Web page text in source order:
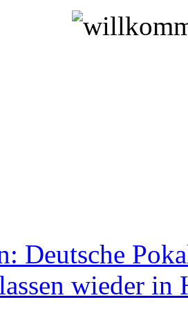
Deutsche
wieder in